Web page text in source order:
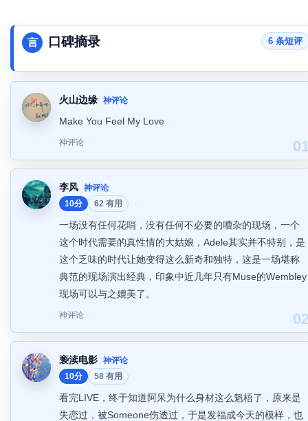
言 口碑摘录 6 条短评
火山边缘 神评论
Make You Feel My Love
神评论
李风 神评论
10分
62 有用
一场没有任何花哨，没有任何不必要的嘈杂的现场，一个
这个时代需要的真性情的大姑娘，Adele其实并不特别，是
这个乏味的时代让她变得这么新奇和独特，这是一场堪称
典范的现场演出经典，印象中近几年只有Muse的Wembley
现场可以与之媲美了。
神评论
亵渎电影 神评论
10分
58 有用
看完LIVE，终于知道阿呆为什么身材这么魁梧了，原来是
失恋过，被Someone伤透过，于是发福成今天的模样，也